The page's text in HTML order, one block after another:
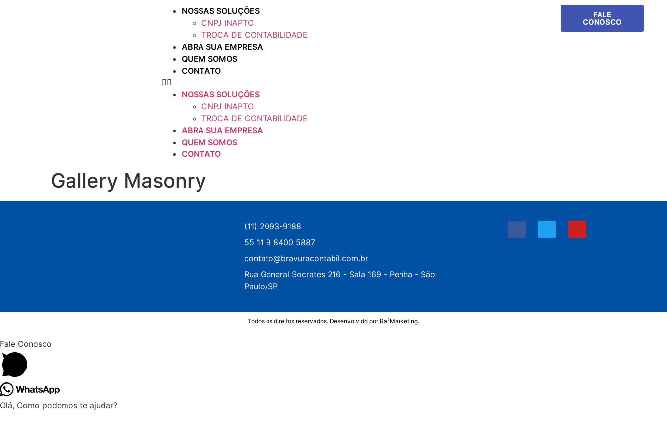
NOSSAS SOLUÇÕES
CNPJ INAPTO
TROCA DE CONTABILIDADE
ABRA SUA EMPRESA
QUEM SOMOS
CONTATO
NOSSAS SOLUÇÕES
CNPJ INAPTO
TROCA DE CONTABILIDADE
ABRA SUA EMPRESA
QUEM SOMOS
CONTATO
FALE
CONOSCO
Gallery Masonry
(11) 2093-9188
55 11 9 8400 5887
contato@bravuracontabil.com.br
Rua General Socrates 216 - Sala 169 - Penha - São
Paulo/SP
Todos os direitos reservados. Desenvolvido por Ra²Marketing.
Fale Conosco
Olá, Como podemos te ajudar?